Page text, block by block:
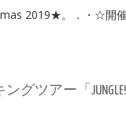
2019★。．・☆開催
ツアー「JUNGLE!